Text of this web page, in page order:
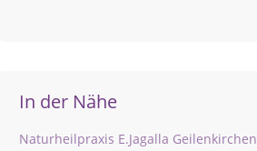
In der Nähe
Naturheilpraxis E.Jagalla Geilenkirchen